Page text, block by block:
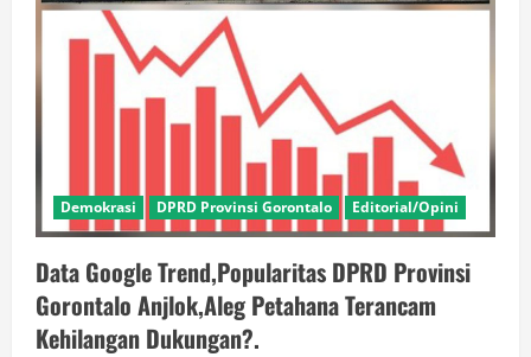
Demokrasi DPRD Provinsi Gorontalo Editorial/Opini
Data Google Trend,Popularitas DPRD Provinsi
Gorontalo Anjlok,Aleg Petahana Terancam
Kehilangan Dukungan?.